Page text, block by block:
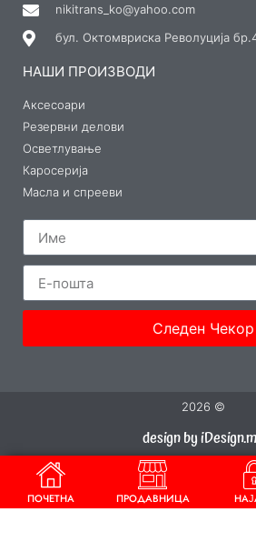
nikitrans_ko@yahoo.com
бул. Октомвриска Револуција
НАШИ ПРОИЗВОДИ
Аксесоари
Резервни делови
Осветлување
Каросерија
Масла и спрееви
Следен Чекор
2026 ©
design by
ПОЧЕТНА ПРОДАВНИЦА